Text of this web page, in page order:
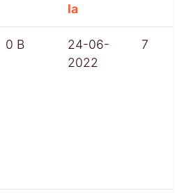
la
0 B
24-06-
2022
7